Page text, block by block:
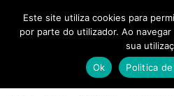
Este site utiliza cookies para
por parte do utilizador. Ao navegar
sua
Ok
Politica